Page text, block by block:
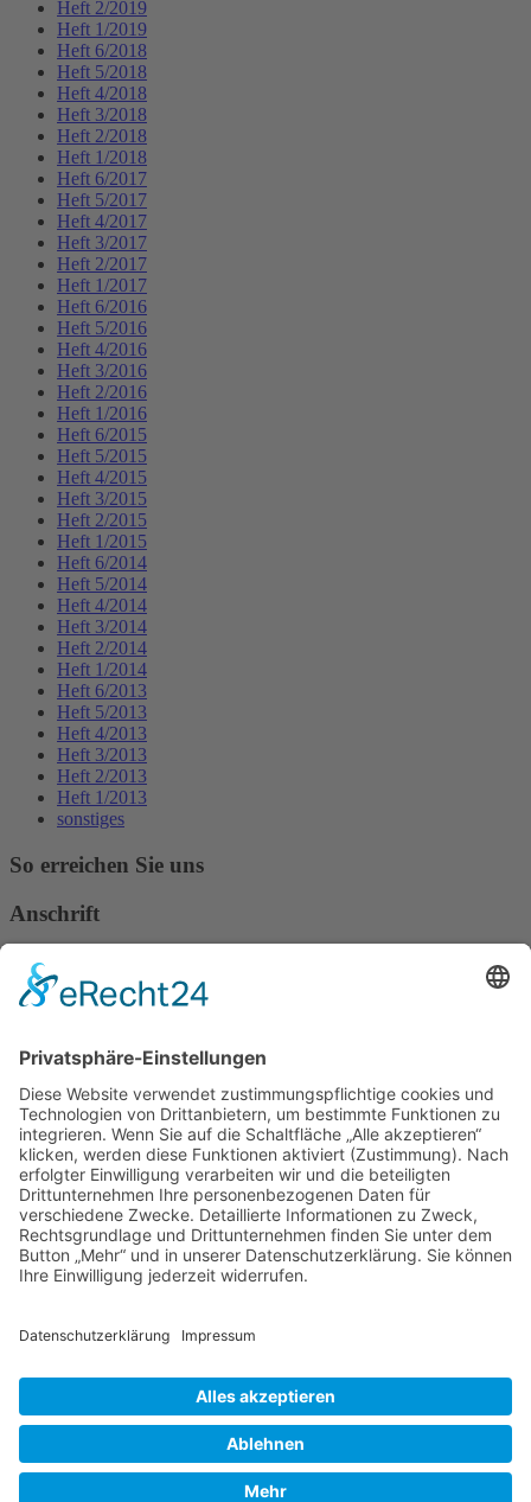
Heft 2/2019
Heft 1/2019
Heft 6/2018
Heft 5/2018
Heft 4/2018
Heft 3/2018
Heft 2/2018
Heft 1/2018
Heft 6/2017
Heft 5/2017
Heft 4/2017
Heft 3/2017
Heft 2/2017
Heft 1/2017
Heft 6/2016
Heft 5/2016
Heft 4/2016
Heft 3/2016
Heft 2/2016
Heft 1/2016
Heft 6/2015
Heft 5/2015
Heft 4/2015
Heft 3/2015
Heft 2/2015
Heft 1/2015
Heft 6/2014
Heft 5/2014
Heft 4/2014
Heft 3/2014
Heft 2/2014
Heft 1/2014
Heft 6/2013
Heft 5/2013
Heft 4/2013
Heft 3/2013
Heft 2/2013
Heft 1/2013
sonstiges
So erreichen Sie uns
Anschrift
Verband Deutscher Tierheilpraktiker e.V.
Verbandsverwaltung
Am Rosenbraken 12
E-Mail
Diese E-Mail-Adresse ist vor Spambots geschützt! Zur Anzeige
muss JavaScript eingeschaltet sein!
Diese E-Mail-Adresse ist vor Spambots geschützt! Zur Anzeige
muss JavaScript eingeschaltet sein!
Telefon Service-Team
Tel: 0261-1349 5200
Tel: 0172-546 19 20
Datenschutzerklärung
Der Gesundheitsverband für Tiertherapeuten